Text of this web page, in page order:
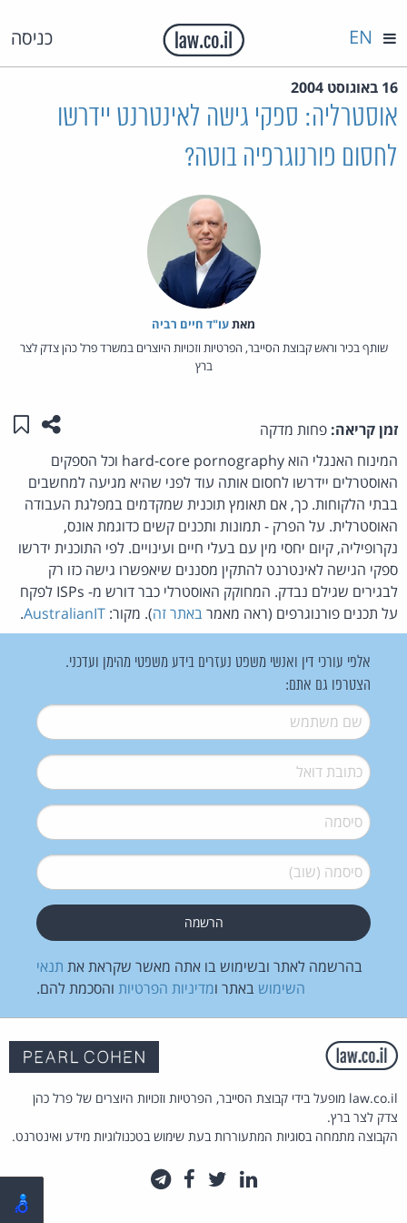
כניסה EN
16 באוגוסט 2004
אוסטרליה: ספקי גישה לאינטרנט יידרשו
לחסום פורנוגרפיה בוטה?
מאת‏עו"ד חיים רביה
שותף בכיר וראש קבוצת הסייבר, הפרטיות וזכויות היוצרים במשרד פרל כהן צדק לצר
ברץ
זמן קריאה: פחות מדקה שתפו
המינוח האנגלי הוא hard-core pornography וכל הספקים
האוסטרלים יידרשו לחסום אותה עוד לפני שהיא מגיעה למחשבים
בבתי הלקוחות. כך, אם תאומץ תוכנית שמקדמים במפלגת העבודה
האוסטרלית. על הפרק - תמונות ותכנים קשים כדוגמת אונס,
נקרופיליה, קיום יחסי מין עם בעלי חיים ועינויים. לפי התוכנית ידרשו
ספקי הגישה לאינטרנט להתקין מסננים שיאפשרו גישה כזו רק
לבגירים שגילם נבדק. המחוקק האוסטרלי כבר דורש מ- ISPs לפקח
על תכנים פורנוגרפים (ראה מאמרבאתר זה). מקור: AustralianIT
.
אלפי עורכי דין ואנשי משפט נעזרים בידע משפטי מהימן ועדכני.
הצטרפו גם אתם:
שם משתמש*
דואל*
סיסמה*
סיסמה (שוב)*
בהרשמה לאתר ובשימוש בו אתה מאשר שקראת את תנאי
השימוש באתר ומדיניות הפרטיות והסכמת להם.
law.co.il מופעל בידי קבוצת הסייבר, הפרטיות וזכויות היוצרים של פרל כהן
צדק לצר ברץ.
הקבוצה מתמחה בסוגיות המתעוררות בעת שימוש בטכנולוגיות מידע ואינטרנט.
לינקדאין
טוויטרפייסבוק